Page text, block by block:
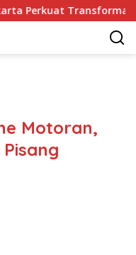
Transformasi
Motoran,